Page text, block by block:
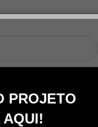
PROJETO
AQUI!